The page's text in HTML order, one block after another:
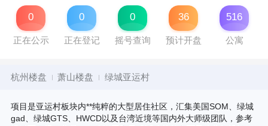
0
正在公示
0
正在登记
0
摇号查询
36
预计开盘
516
公寓
杭州楼盘 萧山楼盘 绿城亚运村
项目是亚运村板块内**纯粹的大型居住社区，汇集美国SOM、绿城
gad、绿城GTS、HWCD以及台湾近境等国内外大师级团队，参考